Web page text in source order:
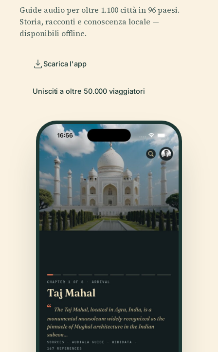
Guide audio per oltre 1.100 città in 96 paesi.
Storia, racconti e conoscenza locale —
disponibili offline.
Scarica l'app
Unisciti a oltre 50.000 viaggiatori